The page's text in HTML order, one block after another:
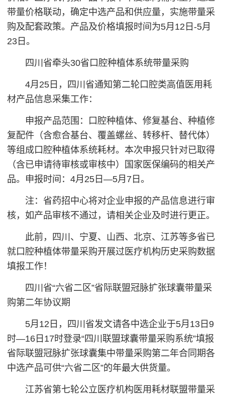
带量价格联动，确定中选产品和供应量，实施带量采
购及配套政策。产品及价格填报时间为5月12日-5月
23日。
四川省牵头30省口腔种植体系统带量采购
4月25日，四川省通知第二轮口腔类高值医用耗
材产品信息采集工作：
申报产品范围：口腔种植体、修复基台、种植修
复配件（含愈合基台、覆盖螺丝、转移杆、替代体）
等组成口腔种植体系统耗材。本次申报只针对已取得
（含已申请待审核或审核中）国家医保编码的相关产
品。申报时间：4月25日—5月7日。
注：省药招中心将对企业申报的产品信息进行审
核，如产品审核不通过，请相关企业及时进行更正。
此前，四川、宁夏、山西、北京、江苏等多省已
就口腔种植体带量采购开展过医疗机构历史采购数据
填报工作！
四川省“六省二区”省际联盟冠脉扩张球囊带量采
购第二年协议期
5月12日，四川省发文请各中选企业于5月13日9
时—16日17时登录“四川联盟球囊带量采购系统”填报
省际联盟冠脉扩张球囊集中带量采购第二年合同期各
中选产品可供“六省二区”的年最大供货量。
江苏省第七轮公立医疗机构医用耗材联盟带量采